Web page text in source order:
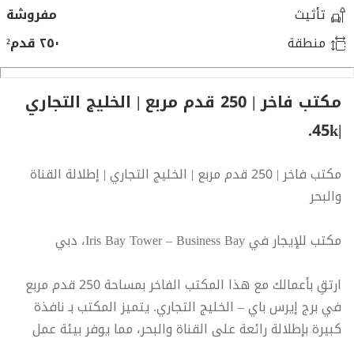
تأثيث
مفروشة
منطقة
٢٥٠ قدم²
مكتب فاخر | 250 قدم مربع | الخليج التجاري
|45k.
مكتب فاخر | 250 قدم مربع | الخليج التجاري | إطلالة القناة
والبحر
مكتب للإيجار في Iris Bay Tower – Business Bay، دبي
ارتقِ بأعمالك مع هذا المكتب الفاخر بمساحة 250 قدم مربع
في برج إيرس باي – الخليج التجاري. يتميز المكتب بـ نافذة
كبيرة بإطلالة رائعة على القناة والبحر، مما يوفر بيئة عمل